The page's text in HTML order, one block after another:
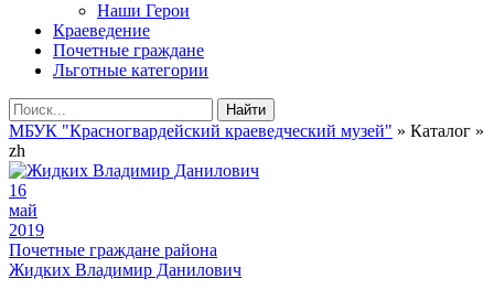
Наши Герои
Краеведение
Почетные граждане
Льготные категории
Найти
МБУК "Красногвардейский краеведческий музей" » Каталог »
zh
16
май
2019
Почетные граждане района
Жидких Владимир Данилович